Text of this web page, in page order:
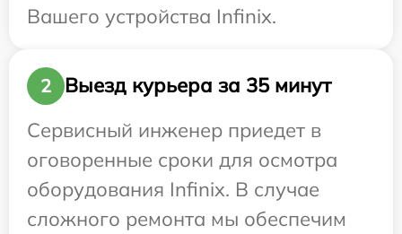
Вашего устройства Infinix.
2
Выезд курьера за 35 минут
Сервисный инженер приедет в
оговоренные сроки для осмотра
оборудования Infinix. В случае
сложного ремонта мы обеспечим